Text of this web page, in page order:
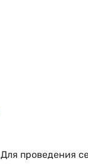
Для проведения